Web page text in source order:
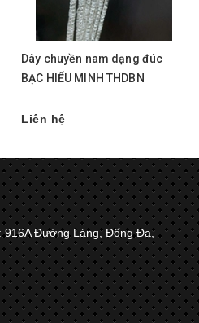
Dây chuyền nam dạng đúc
BẠC HIỂU MINH THDBN
Liên hệ
916A Đường Láng, Đống Đa,